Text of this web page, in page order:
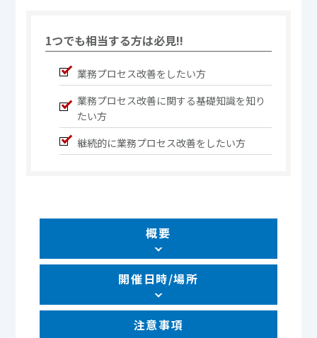
1つでも相当する方は必見!!
業務プロセス改善をしたい方
業務プロセス改善に関する基礎知識を知り
たい方
継続的に業務プロセス改善をしたい方
概要
開催日時/場所
注意事項